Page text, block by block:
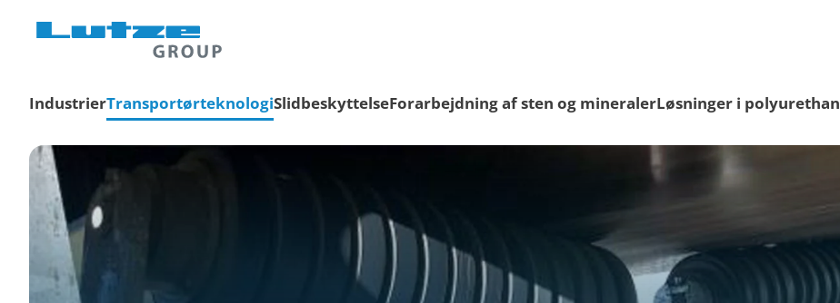
IndustrierTransportørteknologiSlidbeskyttelseForarbejdning af sten og mineralerLøsninger i polyurethan